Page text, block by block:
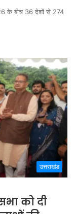
के बीच 36 देशों से 274
उत्तराखंड
को दी